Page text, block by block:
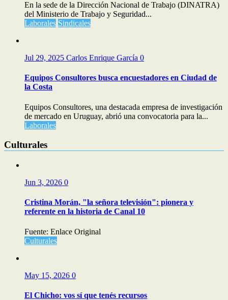
En la sede de la Dirección Nacional de Trabajo (DINATRA)
del Ministerio de Trabajo y Seguridad...
Laborales Sindicales
Jul 29, 2025 Carlos Enrique García 0
Equipos Consultores busca encuestadores en Ciudad de
la Costa
Equipos Consultores, una destacada empresa de investigación
de mercado en Uruguay, abrió una convocatoria para la...
Laborales
Culturales
Jun 3, 2026 0
Cristina Morán, "la señora televisión": pionera y
referente en la historia de Canal 10
Fuente: Enlace Original
Culturales
May 15, 2026 0
El Chicho: vos sí que tenés recursos